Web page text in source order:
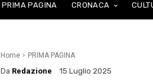
PRIMA PAGINA CRONACA
Home PRIMA PAGINA
Da Redazione 15 Luglio 2025